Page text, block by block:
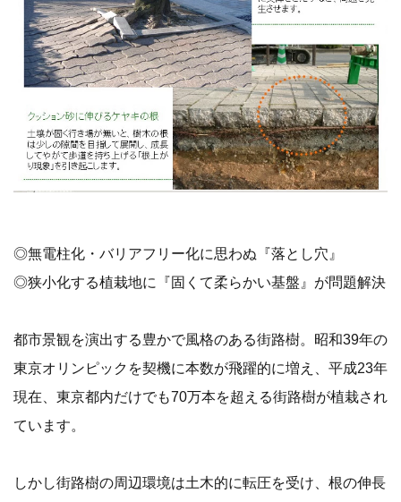
◎無電柱化・バリアフリー化に思わぬ『落とし穴』
◎狭小化する植栽地に『固くて柔らかい基盤』が問題解決
都市景観を演出する豊かで風格のある街路樹。昭和39年の
東京オリンピックを契機に本数が飛躍的に増え、平成23年
現在、東京都内だけでも70万本を超える街路樹が植栽され
ています。
しかし街路樹の周辺環境は土木的に転圧を受け、根の伸長